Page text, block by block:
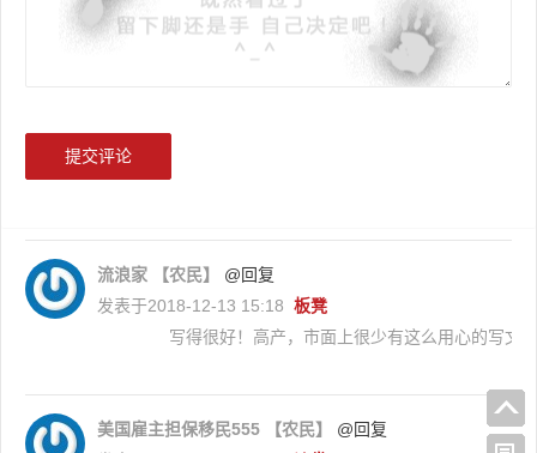
流浪家 【农民】
@回复
发表于2018-12-13 15:18 板凳
写得很好！高产，市面上很少有这么用心的写文
美国雇主担保移民555 【农民】
@回复